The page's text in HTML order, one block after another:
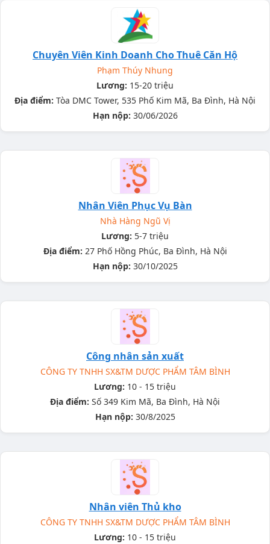
Chuyên Viên Kinh Doanh Cho Thuê Căn Hộ
Phạm Thúy Nhung
Lương: 15-20 triệu
Địa điểm: Tòa DMC Tower, 535 Phố Kim Mã, Ba Đình, Hà Nội
Hạn nộp: 30/06/2026
Nhân Viên Phục Vụ Bàn
Nhà Hàng Ngũ Vị
Lương: 5-7 triệu
Địa điểm: 27 Phố Hồng Phúc, Ba Đình, Hà Nội
Hạn nộp: 30/10/2025
Công nhân sản xuất
CÔNG TY TNHH SX&TM DƯỢC PHẨM TÂM BÌNH
Lương: 10 - 15 triệu
Địa điểm: Số 349 Kim Mã, Ba Đình, Hà Nội
Hạn nộp: 30/8/2025
Nhân viên Thủ kho
CÔNG TY TNHH SX&TM DƯỢC PHẨM TÂM BÌNH
Lương: 10 - 15 triệu